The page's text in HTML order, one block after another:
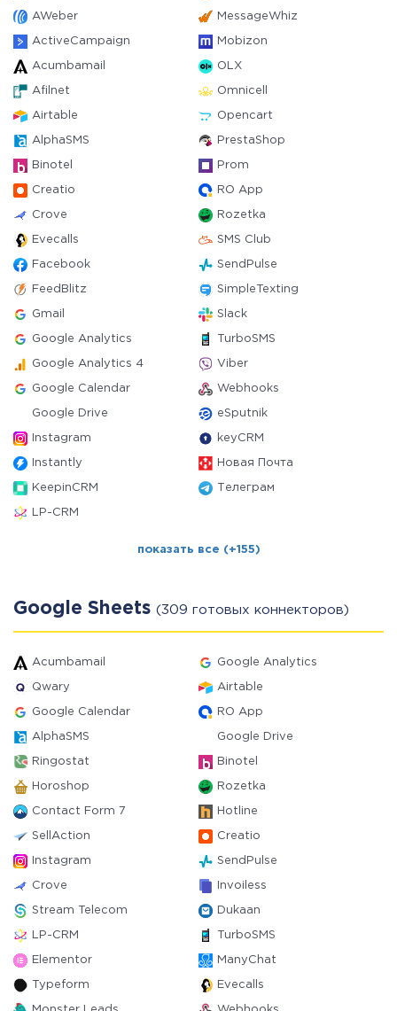
AWeber MessageWhiz
ActiveCampaign Mobizon
Acumbamail OLX
Afilnet Omnicell
Airtable Opencart
AlphaSMS PrestaShop
Binotel Prom
Creatio RO App
Crove Rozetka
Evecalls SMS Club
Facebook SendPulse
FeedBlitz SimpleTexting
Gmail Slack
Google Analytics TurboSMS
Google Analytics 4 Viber
Google Calendar Webhooks
Google Drive eSputnik
Instagram keyCRM
Instantly Новая Почта
KeepinCRM Телеграм
LP-CRM
показать все (+155)
Google Sheets (309 готовых коннекторов)
Acumbamail Google Analytics
Qwary Airtable
Google Calendar RO App
AlphaSMS Google Drive
Ringostat Binotel
Horoshop Rozetka
Contact Form 7 Hotline
SellAction Creatio
Instagram SendPulse
Crove Invoiless
Stream Telecom Dukaan
LP-CRM TurboSMS
Elementor ManyChat
Typeform Evecalls